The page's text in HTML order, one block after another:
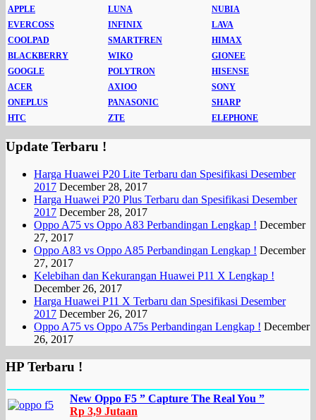
APPLE
LUNA
NUBIA
EVERCOSS
INFINIX
LAVA
COOLPAD
SMARTFREN
HIMAX
BLACKBERRY
WIKO
GIONEE
GOOGLE
POLYTRON
HISENSE
ACER
AXIOO
SONY
ONEPLUS
PANASONIC
SHARP
HTC
ZTE ELEPHONE
Update Terbaru !
Harga Huawei P20 Lite Terbaru dan Spesifikasi Desember
2017 December 28, 2017
Harga Huawei P20 Plus Terbaru dan Spesifikasi Desember
2017 December 28, 2017
Oppo A75 vs Oppo A83 Perbandingan Lengkap ! December
27, 2017
Oppo A83 vs Oppo A85 Perbandingan Lengkap ! December
27, 2017
Kelebihan dan Kekurangan Huawei P11 X Lengkap !
December 26, 2017
Harga Huawei P11 X Terbaru dan Spesifikasi Desember
2017 December 26, 2017
Oppo A75 vs Oppo A75s Perbandingan Lengkap ! December
26, 2017
HP Terbaru !
New Oppo F5 ” Capture The Real You ”
Rp 3,9 Jutaan